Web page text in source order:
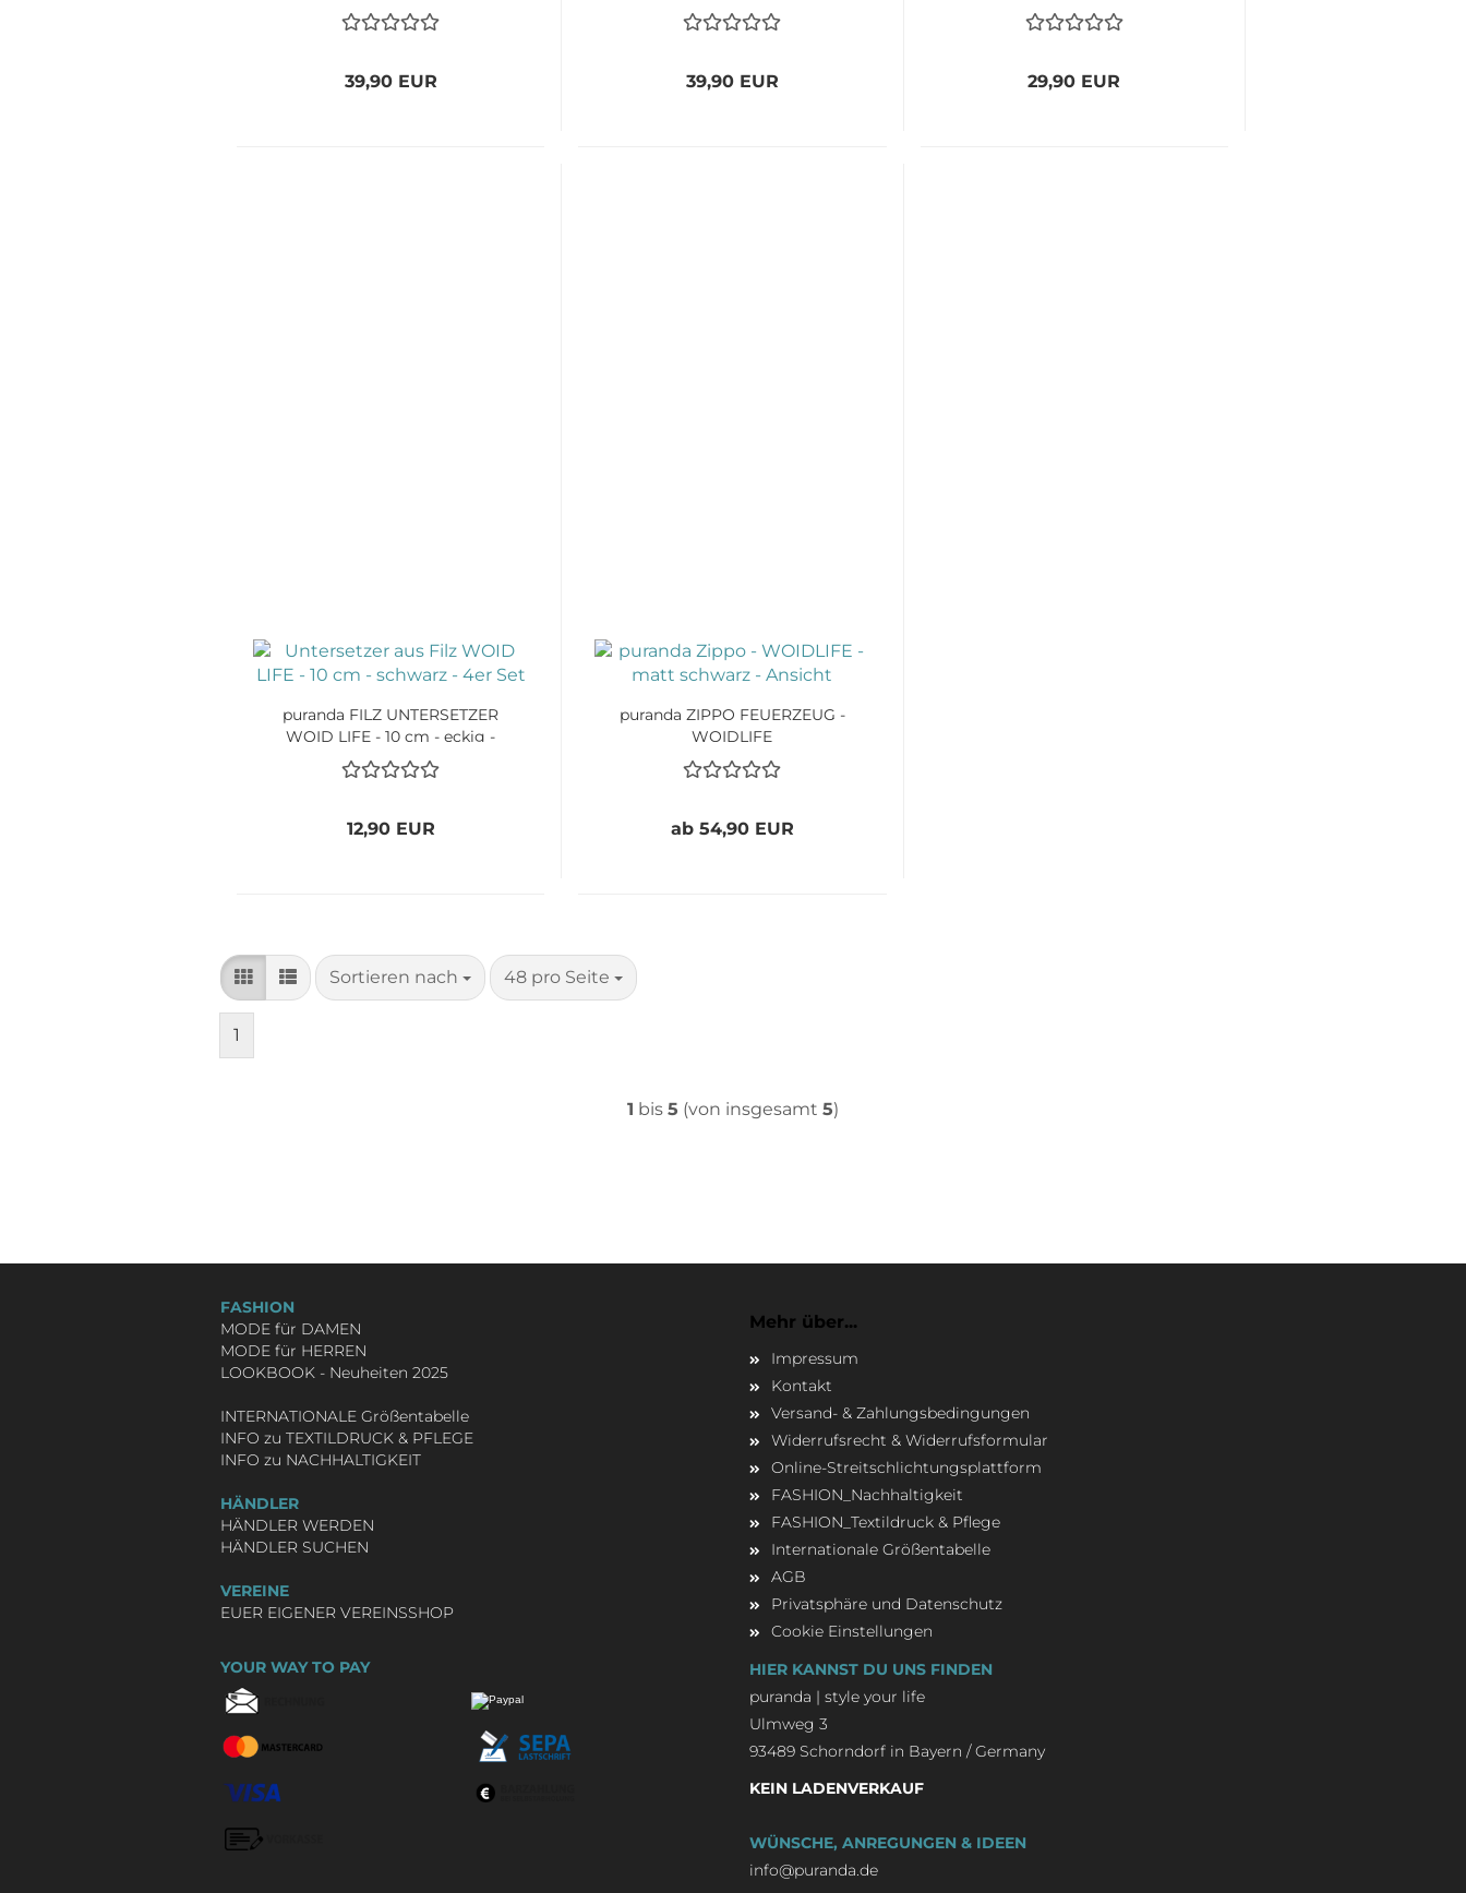
39,90 EUR 39,90 EUR
Stoff - 450g
29,90 EUR
puranda FILZ UNTERSETZER
WOID LIFE - 10 cm - eckig -
schwarz - 4er Set
12,90 EUR
puranda ZIPPO FEUERZEUG -
WOIDLIFE
ab 54,90 EUR
Sortieren nach
Sortieren nach 48 pro Seite
pro Seite
1
1 bis 5 (von insgesamt 5)
FASHION
MODE für DAMEN
MODE für HERREN
LOOKBOOK - Neuheiten 2025
INTERNATIONALE Größentabelle
INFO zu TEXTILDRUCK & PFLEGE
INFO zu NACHHALTIGKEIT
HÄNDLER
HÄNDLER WERDEN
HÄNDLER SUCHEN
VEREINE
EUER EIGENER VEREINSSHOP
Mehr über...
Impressum
Kontakt
Versand- & Zahlungsbedingungen
Widerrufsrecht & Widerrufsformular
Online-Streitschlichtungsplattform
FASHION_Nachhaltigkeit
FASHION_Textildruck & Pflege
Internationale Größentabelle
AGB
Privatsphäre und Datenschutz
Cookie Einstellungen
YOUR WAY TO PAY
HIER KANNST DU UNS FINDEN
puranda | style your life
Ulmweg 3
93489 Schorndorf in Bayern / Germany
KEIN LADENVERKAUF
WÜNSCHE, ANREGUNGEN & IDEEN
info@puranda.de